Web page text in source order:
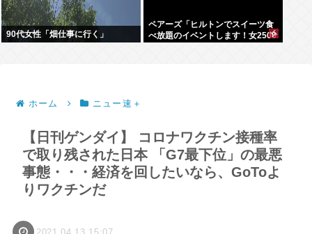
90代女性「畑仕事に行く」
ペアーズ「ヒルトンでスイーツ食
べ放題のイベントします！女2500
ホーム ニュー速＋
【日刊ゲンダイ】 コロナワクチン接種率
で取り残された日本 「G7最下位」の最悪
事態・・・経済を回したいなら、GoToよ
りワクチンだ